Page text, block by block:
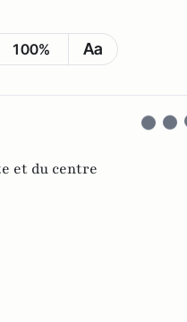
100% Aa
et du centre